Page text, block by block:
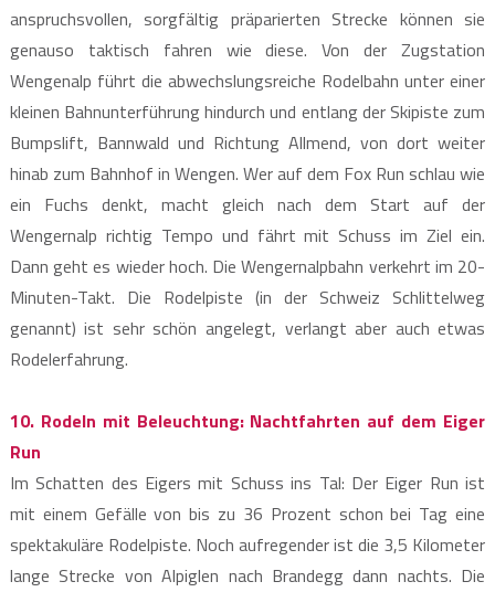
anspruchsvollen, sorgfältig präparierten Strecke können sie
genauso taktisch fahren wie diese. Von der Zugstation
Wengenalp führt die abwechslungsreiche Rodelbahn unter einer
kleinen Bahnunterführung hindurch und entlang der Skipiste zum
Bumpslift, Bannwald und Richtung Allmend, von dort weiter
hinab zum Bahnhof in Wengen. Wer auf dem Fox Run schlau wie
ein Fuchs denkt, macht gleich nach dem Start auf der
Wengernalp richtig Tempo und fährt mit Schuss im Ziel ein.
Dann geht es wieder hoch. Die Wengernalpbahn verkehrt im 20-
Minuten-Takt. Die Rodelpiste (in der Schweiz Schlittelweg
genannt) ist sehr schön angelegt, verlangt aber auch etwas
Rodelerfahrung.
10. Rodeln mit Beleuchtung: Nachtfahrten auf dem Eiger
Run
Im Schatten des Eigers mit Schuss ins Tal: Der Eiger Run ist
mit einem Gefälle von bis zu 36 Prozent schon bei Tag eine
spektakuläre Rodelpiste. Noch aufregender ist die 3,5 Kilometer
lange Strecke von Alpiglen nach Brandegg dann nachts. Die